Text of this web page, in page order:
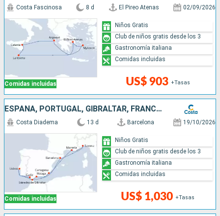
Comidas incluidas
Costa Fascinosa 8 d El Pireo Atenas 02/09/2026
US$ 903 +Tasas
Niños Gratis
Club de niños gratis desde los 3
Gastronomía italiana
Comidas incluidas
ESPAÑA, PORTUGAL, GIBRALTAR, FRANCIA, ITALIA
Comidas incluidas
Costa Diadema 13 d Barcelona 19/10/2026
US$ 1,030 +Tasas
Niños Gratis
Club de niños gratis desde los 3
Gastronomía italiana
Comidas incluidas